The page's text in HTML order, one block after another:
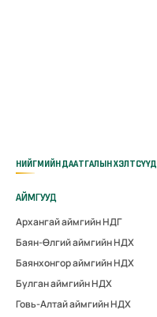
НИЙГМИЙН ДААТГАЛЫН ХЭЛТСҮҮД
АЙМГУУД
Архангай аймгийн НДГ
Баян-Өлгий аймгийн НДХ
Баянхонгор аймгийн НДХ
Булган аймгийн НДХ
Говь-Алтай аймгийн НДХ